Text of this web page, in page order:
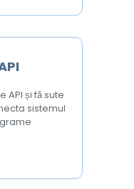
API și fă sute
sistemul